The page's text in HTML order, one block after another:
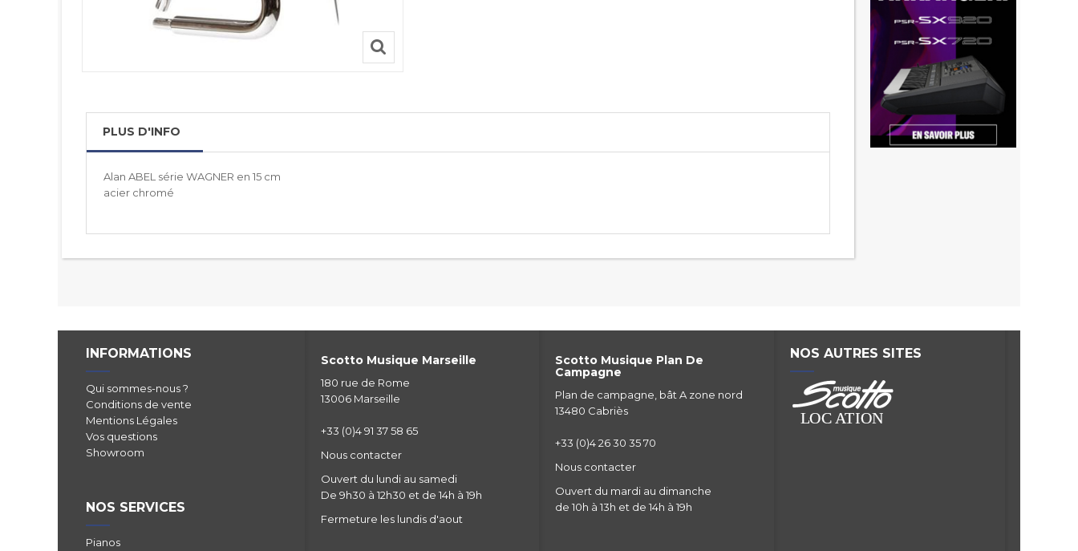
PLUS D'INFO
Alan ABEL série WAGNER en 15 cm
acier chromé
INFORMATIONS
Qui sommes-nous ?
Conditions de vente
Mentions Légales
Vos questions
Showroom
NOS SERVICES
Pianos
Scotto Musique Marseille
180 rue de Rome
13006 Marseille
+33 (0)4 91 37 58 65
Nous contacter
Ouvert du lundi au samedi
De 9h30 à 12h30 et de 14h à 19h
Fermeture les lundis d'aout
Scotto Musique Plan De
Campagne
Plan de campagne, bât A zone nord
13480 Cabriès
+33 (0)4 26 30 35 70
Nous contacter
Ouvert du mardi au dimanche
de 10h à 13h et de 14h à 19h
NOS AUTRES SITES